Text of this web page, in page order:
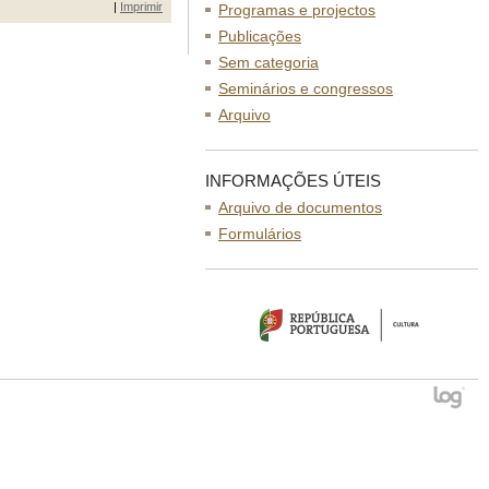
| Imprimir
Programas e projectos
Publicações
Sem categoria
Seminários e congressos
Arquivo
INFORMAÇÕES ÚTEIS
Arquivo de documentos
Formulários